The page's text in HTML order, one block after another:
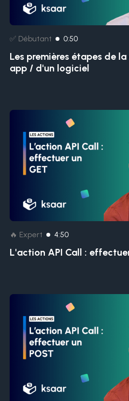
✅ Débutant 0:50
Les premières étapes de
app / d'un logiciel
🔥 Expert 4:50
L'action API Call :